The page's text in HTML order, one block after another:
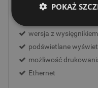
możliwość łączenia w
wersja z wysięgnikiem
podświetlane
możliwość
Ethernet
POKAŻ